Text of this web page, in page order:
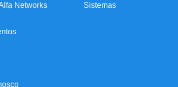
Networks
Sistemas